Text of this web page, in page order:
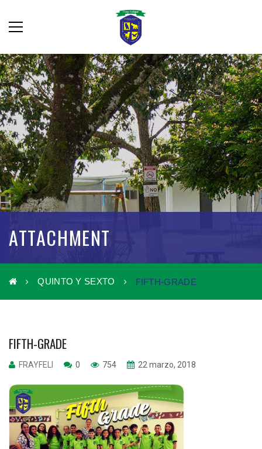
ATTACHMENT
QUINTO Y SEXTO FIFTH-GRADE
FIFTH-GRADE
FRAYFELI 0 754 22 marzo, 2018